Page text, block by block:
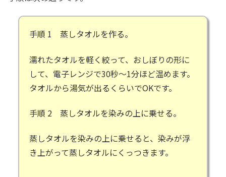
手順 1 蒸しタオルを作る。
濡れたタオルを軽く絞って、おしぼりの形に
して、電子レンジで30秒～1分ほど温めます。
タオルから湯気が出るくらいでOKです。
手順 2 蒸しタオルを染みの上に乗せる。
蒸しタオルを染みの上に乗せると、染みが浮
き上がって蒸しタオルにくっつきます。